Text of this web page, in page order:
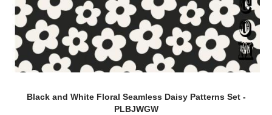
Black and White Floral Seamless Daisy Patterns Set -
PLBJWGW